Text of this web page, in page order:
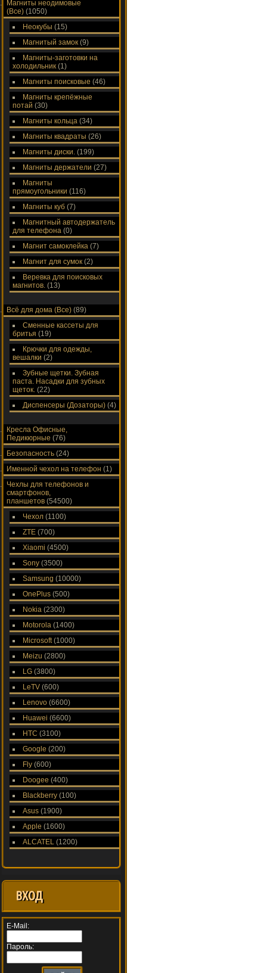
Магниты неодимовые
(Все) (1050)
Неокубы (15)
Магнитый замок (9)
Магниты-заготовки на
холодильник (1)
Магниты поисковые (46)
Магниты крепёжные
потай (30)
Магниты кольца (34)
Магниты квадраты (26)
Магниты диски. (199)
Магниты держатели (27)
Магниты
прямоугольники (116)
Магниты куб (7)
Магнитный автодержатель
для телефона (0)
Магнит самоклейка (7)
Магнит для сумок (2)
Веревка для поисковых
магнитов. (13)
Всё для дома (Все) (89)
Сменные кассеты для
бритья (19)
Крючки для одежды,
вешалки (2)
Зубные щетки. Зубная
паста. Насадки для зубных
щеток. (22)
Диспенсеры (Дозаторы) (4)
Кресла Офисные,
Педикюрные (76)
Безопасность (24)
Именной чехол на телефон (1)
Чехлы для телефонов и
смартфонов,
планшетов (54500)
Чехол (1100)
ZTE (700)
Xiaomi (4500)
Sony (3500)
Samsung (10000)
OnePlus (500)
Nokia (2300)
Motorola (1400)
Microsoft(1000)
Meizu (2800)
LG (3800)
LeTV (600)
Lenovo (6600)
Huawei (6600)
HTC (3100)
Google (200)
Fly (600)
Doogee (400)
Blackberry (100)
Asus (1900)
Apple (1600)
ALCATEL (1200)
ВХОД
E-Mail:
Пароль: